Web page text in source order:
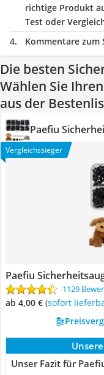
richtige Produkt
Test oder
Kommentare zum
Die besten
Wählen Sie
aus der
Paefiu
Vergleichssieger
Paefiu
1129
ab 4,00 € ( Sofort
Unser Fazit für